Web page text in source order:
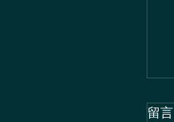
留言